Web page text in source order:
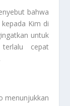
bahwa
Kim di
untuk
cepat
menunjukkan